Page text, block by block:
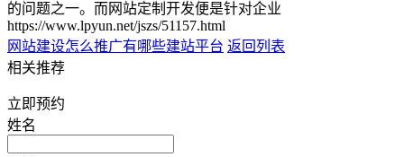
的问题之一。而网站定制开发便是针对企业
https://www.lpyun.net/jszs/51157.html
网站建设怎么推广有哪些建站平台 返回列表
相关推荐
立即预约
姓名